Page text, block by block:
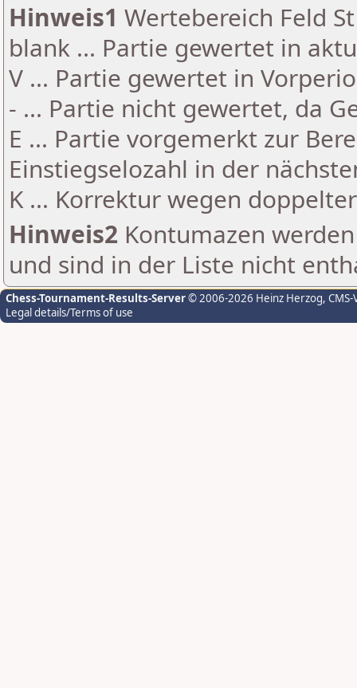
Hinweis1 Wertebereich Feld
blank ... Partie gewertet in
V ... Partie gewertet in
- ... Partie nicht gewertet, da
E ... Partie vorgemerkt zur
Einstiegselozahl in der
K ... Korrektur wegen
Hinweis2 Kontumazen
und sind in der Liste nicht
Chess-Tournament-Results-Server© 2006-2026 Heinz Herzog,
Legal details/Terms of use